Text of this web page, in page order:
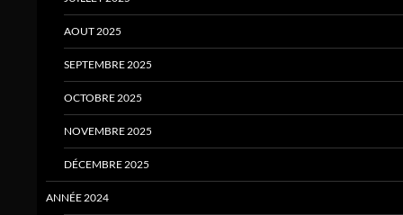
AOUT 2025
SEPTEMBRE 2025
OCTOBRE 2025
NOVEMBRE 2025
DÉCEMBRE 2025
ANNÉE 2024